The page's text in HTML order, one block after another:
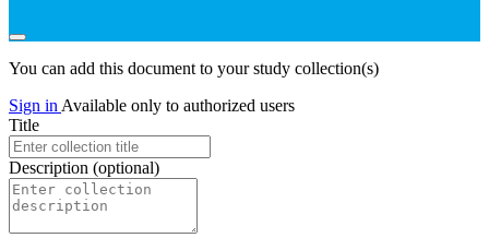
You can add this document to your study collection(s)
Sign in Available only to authorized users
Title
Description (optional)